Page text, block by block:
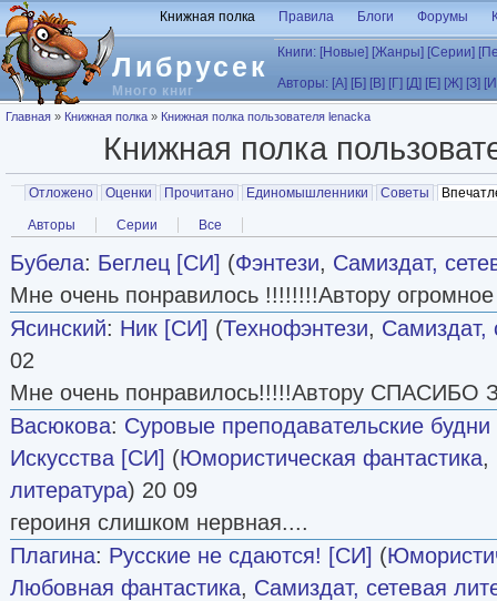
Перейти к основному содержанию
Либрусек
Много книг
Книжная полка Правила Блоги Форумы
Книги: [Новые] [Жанры] [Серии]
Авторы: [А] [Б] [В] [Г] [Д] [Е] [Ж] [З]
Вы здесь
Главная » Книжная полка » Книжная полка пользователя lenacka
Книжная полка
Главные вкладки
Отложено Оценки Прочитано Единомышленники Советы
Вторичные вкладки
Авторы Серии Все
Бубела: Беглец [СИ] (Фэнтези, Самиздат,
Мне очень понравилось !!!!!!!!Автору
Ясинский: Ник [СИ] (Технофэнтези, Самиздат,
02
Мне очень понравилось!!!!!Автору СПАСИБО
Васюкова: Суровые преподавательские
Искусства [СИ] (Юмористическая фантастика,
литература) 20 09
героиня слишком нервная....
Плагина: Русские не сдаются! [СИ] (
Любовная фантастика, Самиздат, сетевая